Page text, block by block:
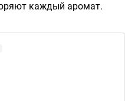
каждый аромат.